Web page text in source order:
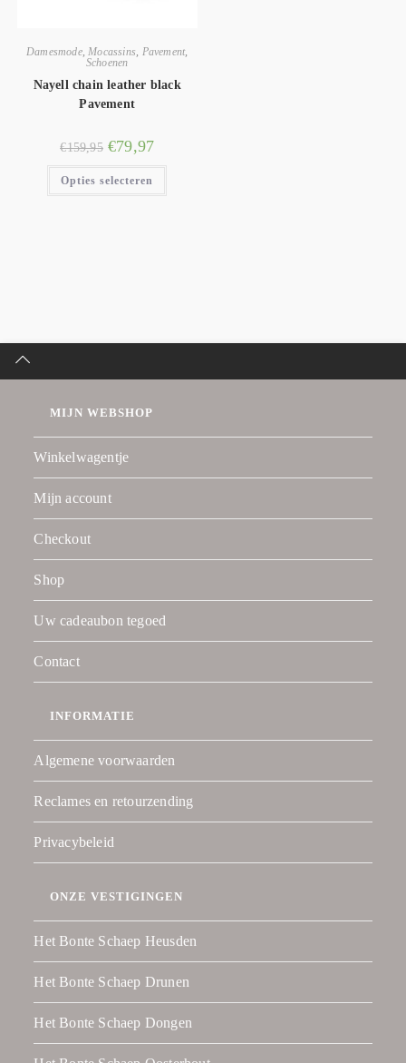
Damesmode, Mocassins Pavement,
Schoenen
Nayell chain leather black
Pavement
€159,95 €79,97
Opties selecteren
MIJN WEBSHOP
Winkelwagentje
Mijn account
Checkout
Shop
Uw cadeaubon tegoed
Contact
INFORMATIE
Algemene voorwaarden
Reclames en retourzending
Privacybeleid
ONZE VESTIGINGEN
Het Bonte Schaep Heusden
Het Bonte Schaep Drunen
Het Bonte Schaep Dongen